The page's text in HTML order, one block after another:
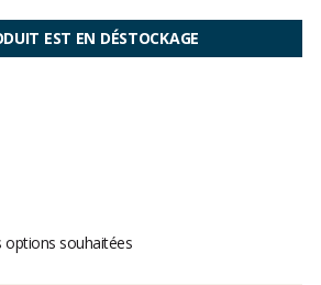
EST EN DÉSTOCKAGE
options souhaitées